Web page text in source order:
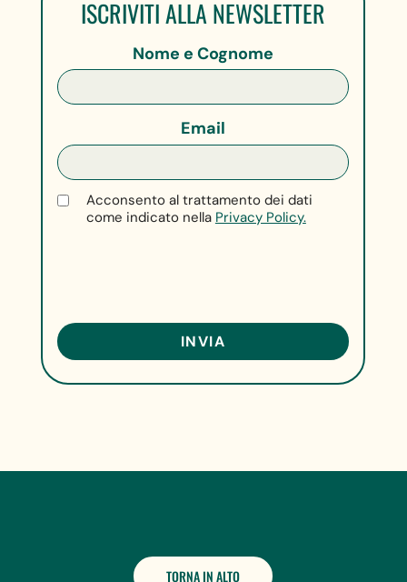
ISCRIVITI ALLA NEWSLETTER
Nome e Cognome
Email
Acconsento al trattamento dei dati
come indicato nella Privacy Policy.
TORNA IN ALTO